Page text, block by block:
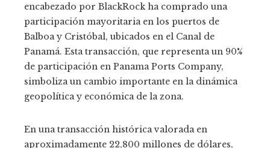
encabezado por BlackRock ha comprado una
participación mayoritaria en los puertos de
Balboa y Cristóbal, ubicados en el Canal de
Panamá. Esta transacción, que representa un 90%
de participación en Panama Ports Company,
simboliza un cambio importante en la dinámica
geopolítica y económica de la zona.
En una transacción histórica valorada en
aproximadamente 22,800 millones de dólares,